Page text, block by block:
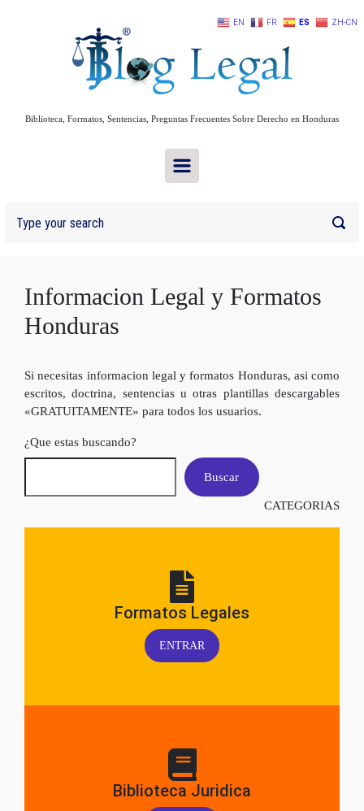
Biblioteca, Formatos, Sentencias, Preguntas Frecuentes Sobre Derecho en Honduras
Informacion Legal y Formatos
Honduras
Si necesitas informacion legal y formatos Honduras, asi como
escritos, doctrina, sentencias u otras plantillas descargables
«GRATUITAMENTE» para todos los usuarios.
¿Que estas buscando?
Buscar
CATEGORIAS
Formatos Legales
ENTRAR
Biblioteca Juridica
EN FR ES ZH-CN